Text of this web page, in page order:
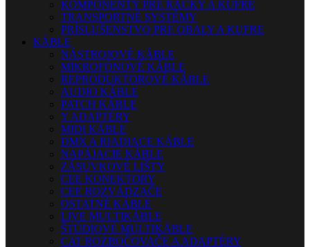
KOMPONENTY PRE RACKY A KUFRE
TRANSPORTNÉ SYSTÉMY
PRÍSLUŠENSTVO PRE OBALY A KUFRE
KÁBLE
NÁSTROJOVÉ KÁBLE
MIKROFÓNOVÉ KÁBLE
REPRODUKTOROVÉ KÁBLE
AUDIO KÁBLE
PATCH KÁBLE
Y ADAPTÉRY
MIDI KÁBLE
DMX A RIADIACE KÁBLE
NAPÁJACIE KÁBLE
ZÁSUVKOVÉ LIŠTY
CEE KONEKTORY
CEE ROZVÁDZAČE
OSTATNÉ KÁBLE
LIVE MULTIKÁBLE
ŠTÚDIOVÉ MULTIKÁBLE
CAT ROZBOČOVAČE A ADAPTÉRY